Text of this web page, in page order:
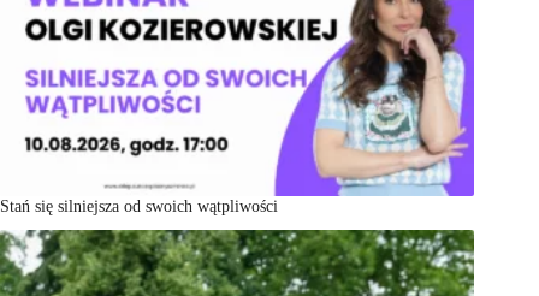
Stań się silniejsza od swoich wątpliwości